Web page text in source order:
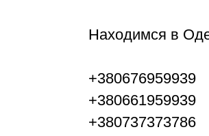
Находимся в
+380676959939
+380661959939
+380737373786